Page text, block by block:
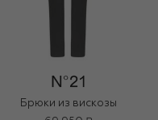
Брюки из вискозы